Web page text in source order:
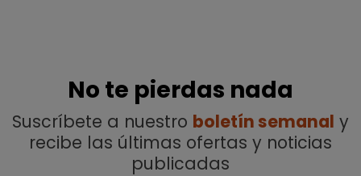
No te pierdas nada
Suscríbete a nuestro boletín semanal y
recibe las últimas ofertas y noticias
publicadas